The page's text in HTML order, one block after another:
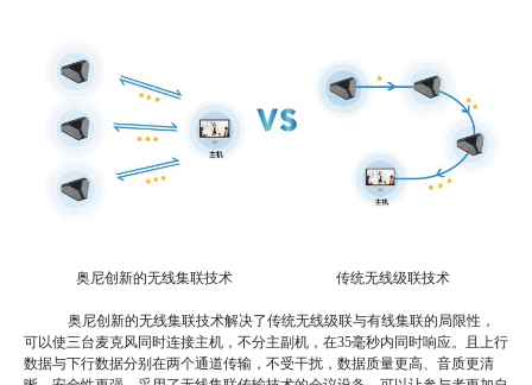
奥尼创新的无线集联技术 传统无线级联技术
奥尼创新的无线集联技术解决了传统无线级联与有线集联的局限性，
可以使三台麦克风同时连接主机，不分主副机，在35毫秒内同时响应。且上行
数据与下行数据分别在两个通道传输，不受干扰，数据质量更高、音质更清